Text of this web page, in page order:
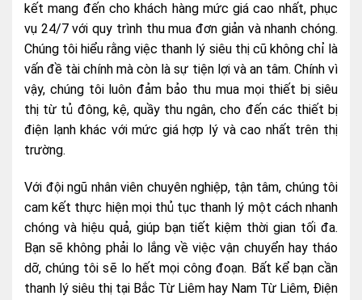
kết mang đến cho khách hàng mức giá cao nhất, phục
vụ 24/7 với quy trình thu mua đơn giản và nhanh chóng.
Chúng tôi hiểu rằng việc thanh lý siêu thị cũ không chỉ là
vấn đề tài chính mà còn là sự tiện lợi và an tâm. Chính vì
vậy, chúng tôi luôn đảm bảo thu mua mọi thiết bị siêu
thị từ tủ đông, kệ, quầy thu ngân, cho đến các thiết bị
điện lạnh khác với mức giá hợp lý và cao nhất trên thị
trường.
Với đội ngũ nhân viên chuyên nghiệp, tận tâm, chúng tôi
cam kết thực hiện mọi thủ tục thanh lý một cách nhanh
chóng và hiệu quả, giúp bạn tiết kiệm thời gian tối đa.
Bạn sẽ không phải lo lắng về việc vận chuyển hay tháo
dỡ, chúng tôi sẽ lo hết mọi công đoạn. Bất kể bạn cần
thanh lý siêu thị tại Bắc Từ Liêm hay Nam Từ Liêm, Điện